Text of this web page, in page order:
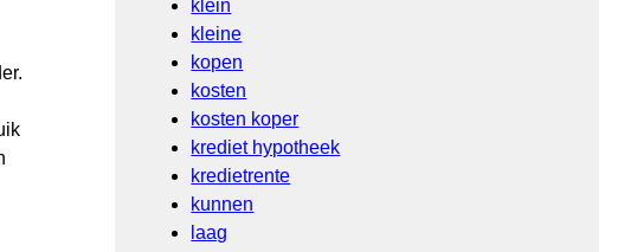
klein
kleine
kopen
kosten
kosten koper
krediet hypotheek
kredietrente
kunnen
laag